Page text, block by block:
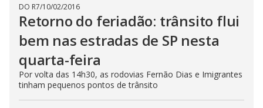
DO R7/10/02/2016
Retorno do feriadão: trânsito flui
bem nas estradas de SP nesta
quarta-feira
Por volta das 14h30, as rodovias Fernão Dias e Imigrantes
tinham pequenos pontos de trânsito